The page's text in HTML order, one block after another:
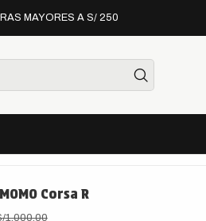
MAYORES A S/ 250
de manejo
Ideales para pilotos que
Corsa R
1,000.00